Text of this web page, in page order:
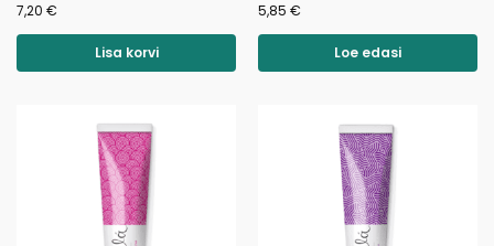
7,20 €
Lisa korvi
5,85 €
Loe edasi